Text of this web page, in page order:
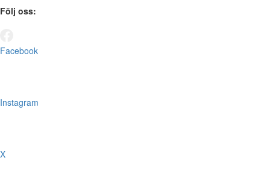
Följ oss:
Facebook
Instagram
X